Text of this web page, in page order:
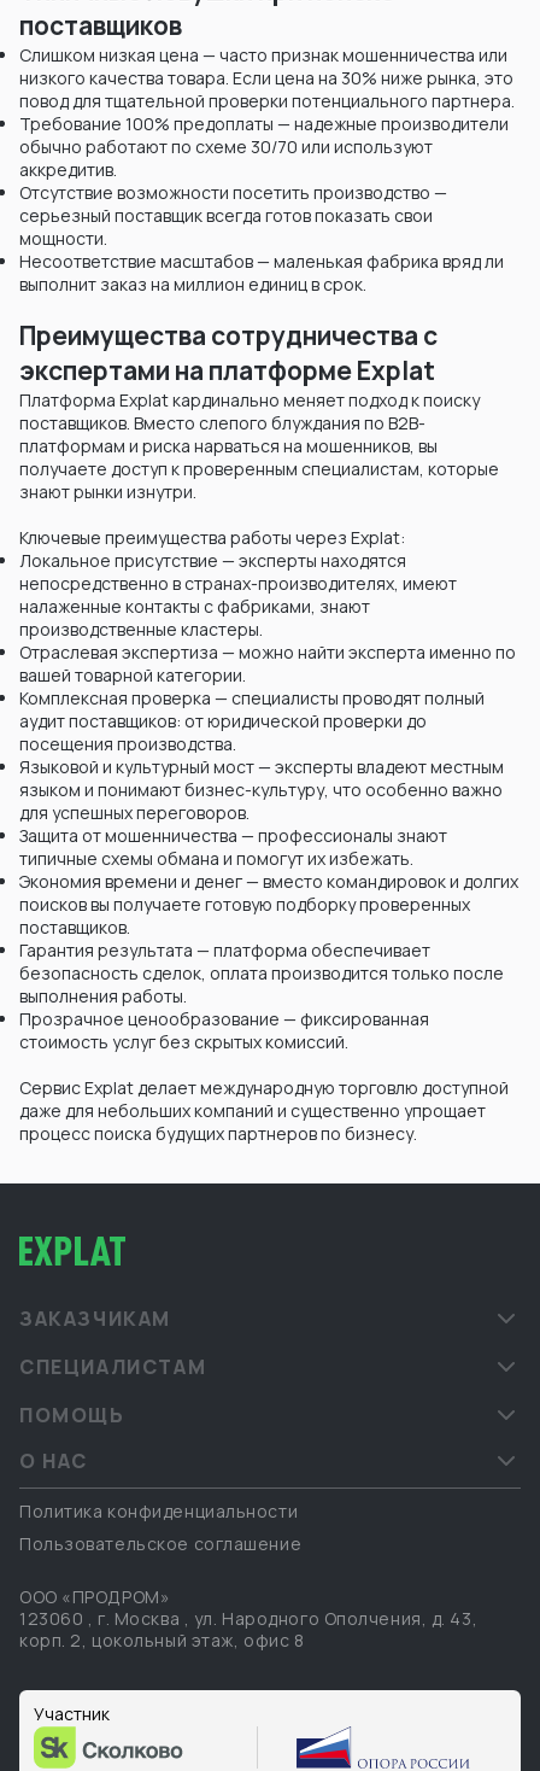
поставщиков
Слишком низкая цена — часто признак мошенничества или
низкого качества товара. Если цена на 30% ниже рынка, это
повод для тщательной проверки потенциального партнера.
Требование 100% предоплаты — надежные производители
обычно работают по схеме 30/70 или используют
аккредитив.
Отсутствие возможности посетить производство —
серьезный поставщик всегда готов показать свои
мощности.
Несоответствие масштабов — маленькая фабрика вряд ли
выполнит заказ на миллион единиц в срок.
Преимущества сотрудничества с
экспертами на платформе Explat
Платформа Explat кардинально меняет подход к поиску
поставщиков. Вместо слепого блуждания по B2B-
платформам и риска нарваться на мошенников, вы
получаете доступ к проверенным специалистам, которые
знают рынки изнутри.
Ключевые преимущества работы через Explat:
Локальное присутствие — эксперты находятся
непосредственно в странах-производителях, имеют
налаженные контакты с фабриками, знают
производственные кластеры.
Отраслевая экспертиза — можно найти эксперта именно по
вашей товарной категории.
Комплексная проверка — специалисты проводят полный
аудит поставщиков: от юридической проверки до
посещения производства.
Языковой и культурный мост — эксперты владеют местным
языком и понимают бизнес-культуру, что особенно важно
для успешных переговоров.
Защита от мошенничества — профессионалы знают
типичные схемы обмана и помогут их избежать.
Экономия времени и денег — вместо командировок и долгих
поисков вы получаете готовую подборку проверенных
поставщиков.
Гарантия результата — платформа обеспечивает
безопасность сделок, оплата производится только после
выполнения работы.
Прозрачное ценообразование — фиксированная
стоимость услуг без скрытых комиссий.
Сервис Explat делает международную торговлю доступной
даже для небольших компаний и существенно упрощает
процесс поиска будущих партнеров по бизнесу.
ЗАКАЗЧИКАМ
СПЕЦИАЛИСТАМ
ПОМОЩЬ
О НАС
Политика конфиденциальности
Пользовательское соглашение
ООО «ПРОДРОМ»
123060 , г. Москва , ул. Народного Ополчения, д. 43,
корп. 2, цокольный этаж, офис 8
Участник